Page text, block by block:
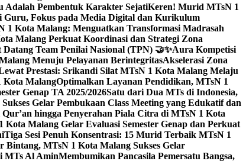
Adalah Pembentuk Karakter SejatiKeren! Murid MTsN 1
Guru, Fokus pada Media Digital dan Kurikulum
Kota Malang: Menguatkan Transformasi Madrasah
Malang Perkuat Koordinasi dan Strategi Zona
Datang Team Penilai Nasional (TPN) 🤝✨Aura Kompetisi
Menuju Pelayanan BerintegritasAkselerasi Zona
Prestasi: Srikandi Silat MTsN 1 Kota Malang Melaju
Kota MalangOptimalkan Layanan Pendidikan, MTsN 1
Genap TA 2025/2026Satu dari Dua MTs di Indonesia,
Gelar Pembukaan Class Meeting yang Edukatif dan
hingga Penyerahan Piala Citra di MTsN 1 Kota
Kota Malang Gelar Evaluasi Semester Genap dan Perkuat
Tiga Sesi Penuh Konsentrasi: 15 Murid Terbaik MTsN 1
Bintang, MTsN 1 Kota Malang Sukses Gelar
MTs Al AminMembumikan Pancasila Pemersatu Bangsa,